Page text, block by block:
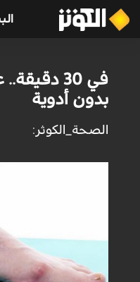
في 30
بدون أدوية
الصحة_الكوثر: